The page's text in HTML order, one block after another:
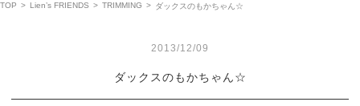
TOP > Lien’s FRIENDS > TRIMMING > ダックスのもかちゃん☆
2013/12/09
ダックスのもかちゃん☆